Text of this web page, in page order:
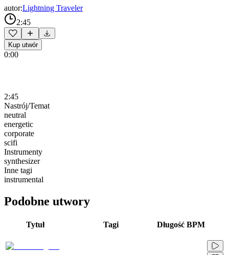
autor:Lightning Traveler
2:45
Kup utwór
0:00
2:45
Nastrój/Temat
neutral
energetic
corporate
scifi
Instrumenty
synthesizer
Inne tagi
instrumental
Podobne utwory
Tytuł Tagi Długość BPM